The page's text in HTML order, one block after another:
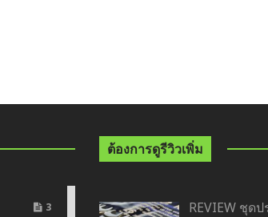
3
ต้องการดูรีวิวเพิ่ม
REVIEW ชุดป